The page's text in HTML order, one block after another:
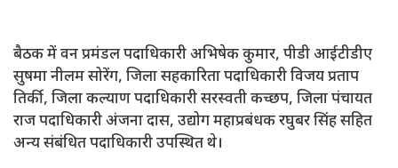
बैठक में वन प्रमंडल पदाधिकारी अभिषेक कुमार, पीडी आईटीडीए
सुषमा नीलम सोरेंग, जिला सहकारिता पदाधिकारी विजय प्रताप
तिर्की, जिला कल्याण पदाधिकारी सरस्वती कच्छप, जिला पंचायत
राज पदाधिकारी अंजना दास, उद्योग महाप्रबंधक रघुबर सिंह सहित
अन्य संबंधित पदाधिकारी उपस्थित थे।